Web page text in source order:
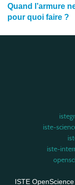
Quand l’armure
pour quoi faire ?
iste-
iste-
ISTE